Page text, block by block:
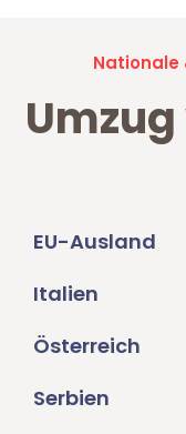
Nationale
EU-Ausland
Italien
Österreich
Serbien